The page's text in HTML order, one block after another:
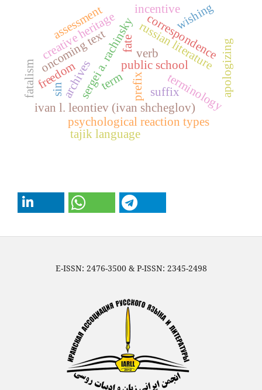
russian literature
sergei a. rachinskypublic school
ivan l. leontiev (ivan shcheglov)
correspondence
creative heritage
archives
oncoming text
psychological reaction types
tajik language
terminology
term suffix
prefix
wishing
apologizing
fatalism
fate
sin
freedom
assessment incentive
verb
E-ISSN: 2476-3500 & P-ISSN: 2345-2498